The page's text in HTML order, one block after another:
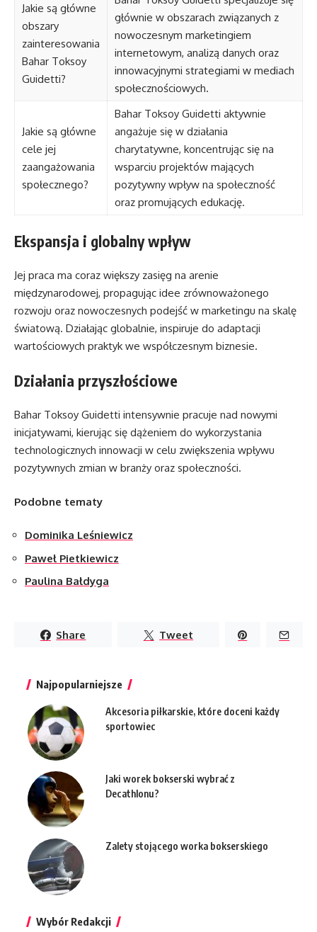
Jakie są główne
obszary
zainteresowania
Bahar Toksoy
Guidetti?
głównie w obszarach związanych z
nowoczesnym marketingiem
internetowym, analizą danych oraz
innowacyjnymi strategiami w mediach
społecznościowych.
Jakie są główne
cele jej
zaangażowania
społecznego?
Bahar Toksoy Guidetti aktywnie
angażuje się w działania
charytatywne, koncentrując się na
wsparciu projektów mających
pozytywny wpływ na społeczność
oraz promujących edukację.
Ekspansja i globalny wpływ
Jej praca ma coraz większy zasięg na arenie
międzynarodowej, propagując idee zrównoważonego
rozwoju oraz nowoczesnych podejść w marketingu na skalę
światową. Działając globalnie, inspiruje do adaptacji
wartościowych praktyk we współczesnym biznesie.
Działania przyszłościowe
Bahar Toksoy Guidetti intensywnie pracuje nad nowymi
inicjatywami, kierując się dążeniem do wykorzystania
technologicznych innowacji w celu zwiększenia wpływu
pozytywnych zmian w branży oraz społeczności.
Podobne tematy
Dominika Leśniewicz
Paweł Pietkiewicz
Paulina Bałdyga
Share Tweet
Najpopularniejsze
Akcesoria piłkarskie, które doceni każdy
sportowiec
Jaki worek bokserski wybrać z
Decathlonu?
Zalety stojącego worka bokserskiego
Wybór Redakcji